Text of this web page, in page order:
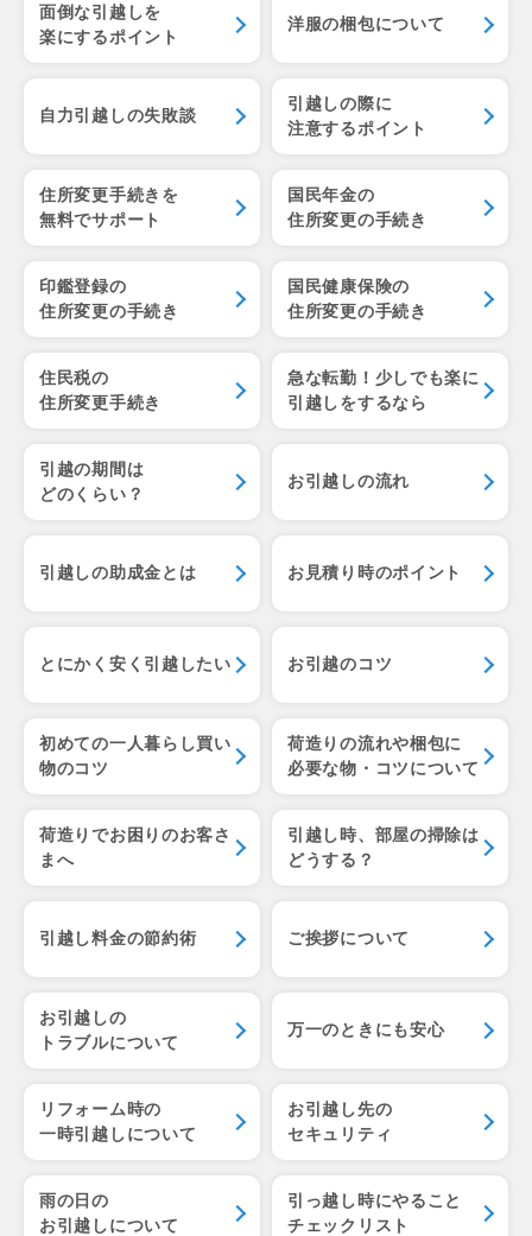
面倒な引越しを
楽にするポイント
洋服の梱包について
自力引越しの失敗談
引越しの際に
注意するポイント
住所変更手続きを
無料でサポート
国民年金の
住所変更の手続き
印鑑登録の
住所変更の手続き
国民健康保険の
住所変更の手続き
住民税の
住所変更手続き
急な転勤！少しでも楽に
引越しをするなら
引越の期間は
どのくらい？
お引越しの流れ
引越しの助成金とは お見積り時のポイント
とにかく安く引越したい お引越のコツ
初めての一人暮らし買い
物のコツ
荷造りの流れや梱包に
必要な物・コツについて
荷造りでお困りのお客さ
まへ
引越し時、部屋の掃除は
どうする？
引越し料金の節約術 ご挨拶について
お引越しの
トラブルについて
万一のときにも安心
リフォーム時の
一時引越しについて
お引越し先の
セキュリティ
雨の日の
お引越しについて
引っ越し時にやること
チェックリスト